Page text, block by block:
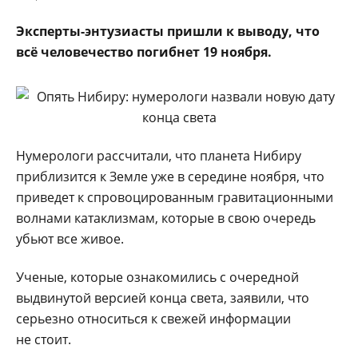
Эксперты-энтузиасты пришли к выводу, что
всё человечество погибнет 19 ноября.
Нумерологи рассчитали, что планета Нибиру
приблизится к Земле уже в середине ноября, что
приведет к спровоцированным гравитационными
волнами катаклизмам, которые в свою очередь
убьют все живое.
Ученые, которые ознакомились с очередной
выдвинутой версией конца света, заявили, что
серьезно относиться к свежей информации
не стоит.